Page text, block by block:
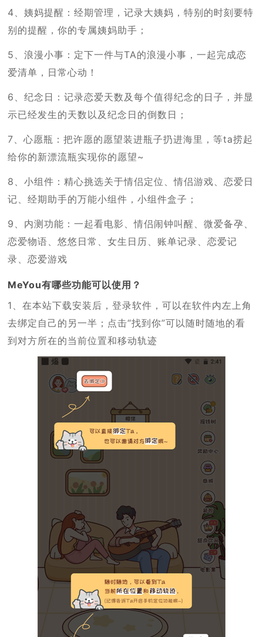
4、姨妈提醒：经期管理，记录大姨妈，特别的时刻要特
别的提醒，你的专属姨妈助手；
5、浪漫小事：定下一件与TA的浪漫小事，一起完成恋
爱清单，日常心动！
6、纪念日：记录恋爱天数及每个值得纪念的日子，并显
示已经发生的天数以及纪念日的倒数日；
7、心愿瓶：把许愿的愿望装进瓶子扔进海里，等ta捞起
给你的新漂流瓶实现你的愿望~
8、小组件：精心挑选关于情侣定位、情侣游戏、恋爱日
记、经期助手的万能小组件，小组件盒子；
9、内测功能：一起看电影、情侣闹钟叫醒、微爱备孕、
恋爱物语、悠悠日常、女生日历、账单记录、恋爱记
录、恋爱游戏
MeYou有哪些功能可以使用？
1、在本站下载安装后，登录软件，可以在软件内左上角
去绑定自己的另一半；点击“找到你”可以随时随地的看
到对方所在的当前位置和移动轨迹